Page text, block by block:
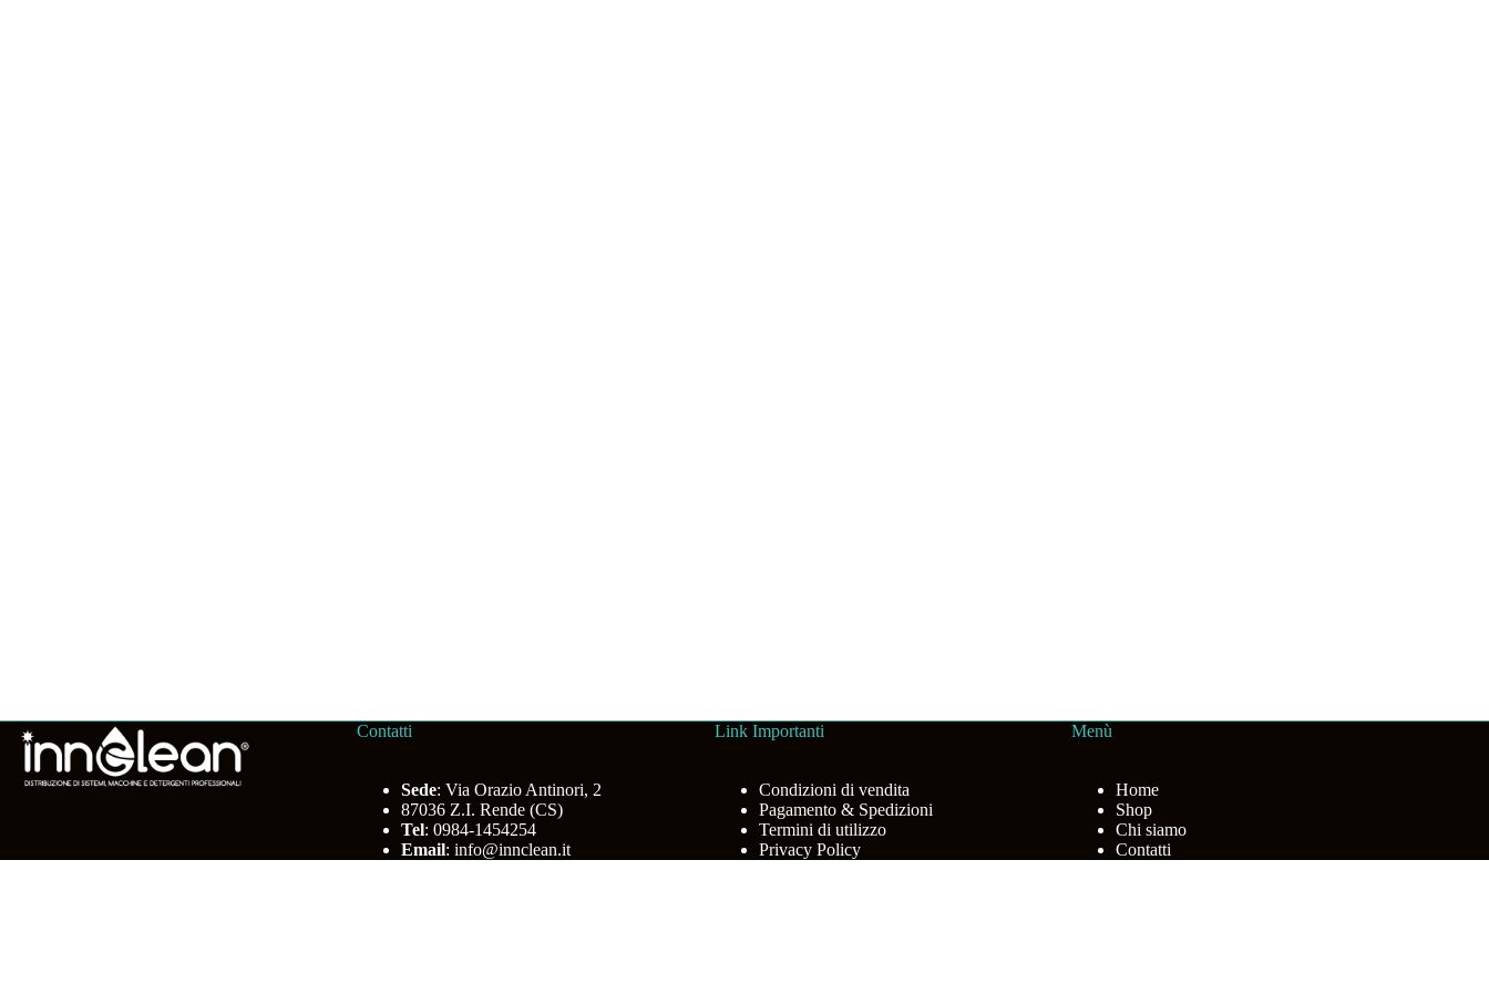
Contatti
Sede: Via Orazio Antinori, 2
87036 Z.I. Rende (CS)
Tel: 0984-1454254
Email:info@innclean.it
Link Importanti
Condizioni di vendita
Pagamento & Spedizioni
Termini di utilizzo
Privacy Policy
Menù
Home
Shop
Chi siamo
Contatti